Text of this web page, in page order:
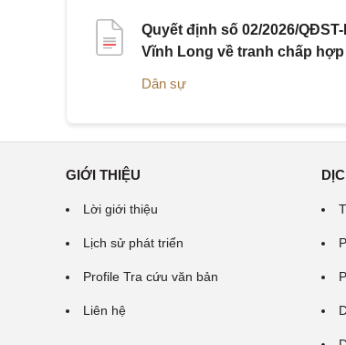
Quyết định số 02/2026/
Vĩnh Long về tranh chấp
Dân sự
GIỚI THIỆU
Lời giới thiệu
Lịch sử phát triển
Profile Tra cứu văn bản
Liên hệ